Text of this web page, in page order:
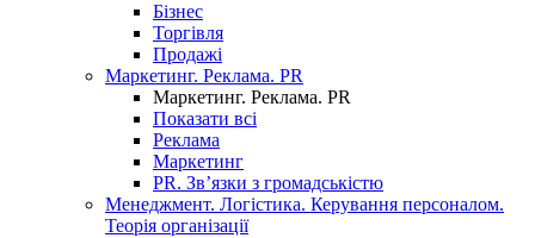
Бізнес
Торгівля
Продажі
Маркетинг. Реклама. PR
Маркетинг. Реклама. PR
Показати всі
Реклама
Маркетинг
PR. Зв’язки з громадськістю
Менеджмент. Логістика. Керування персоналом.
Теорія організації